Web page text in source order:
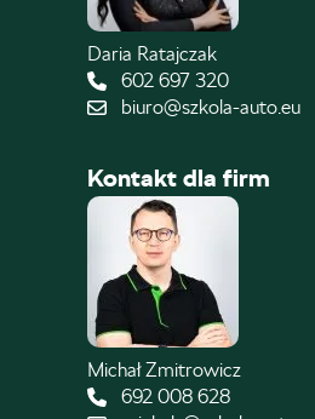
Daria Ratajczak
602 697 320
biuro@szkola-auto.eu
Kontakt dla firm
Michał Zmitrowicz
692 008 628